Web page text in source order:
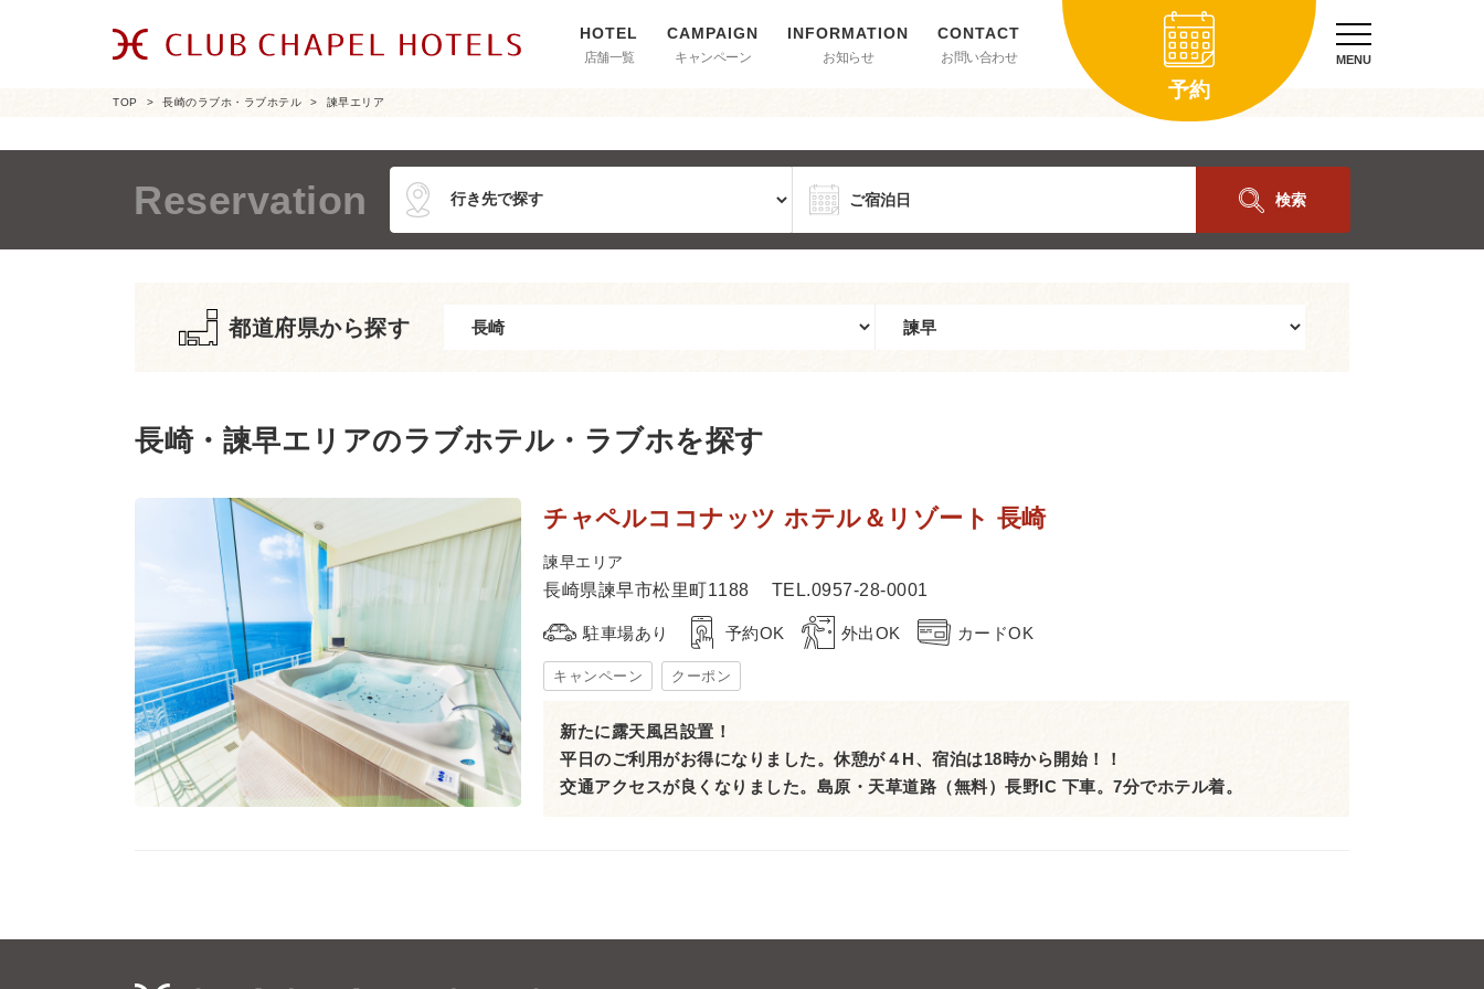
店舗一覧 キャンペーン お知らせ お問い合わせ
予約
MENU
TOP 長崎のラブホ・ラブホテル 諫早エリア
Reservation 検索
都道府県から探す
長崎・諫早エリアのラブホテル・ラブホを探す
チャペルココナッツ ホテル＆リゾート 長崎
諫早エリア
長崎県諫早市松里町1188 TEL.0957-28-0001
駐車場あり 予約OK 外出OK カードOK
キャンペーン クーポン
新たに露天風呂設置！
平日のご利用がお得になりました。休憩が４H、宿泊は18時から開始！！
交通アクセスが良くなりました。島原・天草道路（無料）長野IC 下車。7分でホテル着。